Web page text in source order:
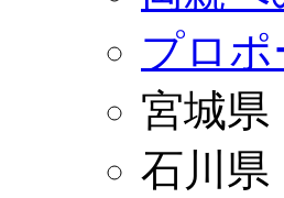
プロポ
宮城県
石川県